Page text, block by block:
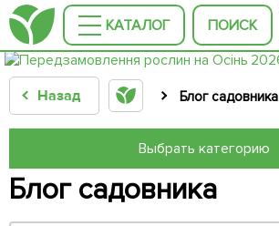
КАТАЛОГ ПОИСК
Назад Блог садовника
Выбрать категорию
Блог садовника